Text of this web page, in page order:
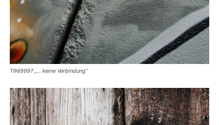
TINI9997 „… keine Verbindung“